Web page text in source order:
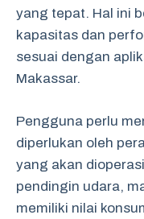
yang tepat. Hal ini
kapasitas dan
sesuai dengan
Makassar.
Pengguna perlu
diperlukan oleh
yang akan
pendingin udara,
memiliki nilai